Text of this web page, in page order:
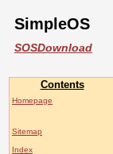
SimpleOS
SOSDownload
Contents
Homepage
Sitemap
Index